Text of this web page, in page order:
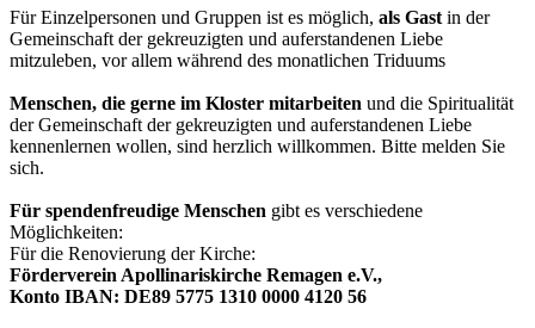
Für Einzelpersonen und Gruppen ist es möglich, als Gastin der
Gemeinschaft der gekreuzigten und auferstandenen Liebe
mitzuleben, vor allem während des monatlichen Triduums
Menschen, die gerne im Kloster mitarbeiten und die Spiritualität
der Gemeinschaft der gekreuzigten und auferstandenen Liebe
kennenlernen wollen, sind herzlich willkommen. Bitte melden Sie
sich.
Für spendenfreudige Menschen gibt es verschiedene
Möglichkeiten:
Für die Renovierung der Kirche:
Förderverein Apollinariskirche Remagen e.V.,
Konto IBAN: DE89 5775 1310 0000 4120 56